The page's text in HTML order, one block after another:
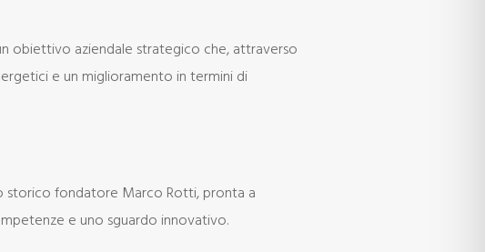
obiettivo aziendale strategico che, attraverso
e un miglioramento in termini di
storico fondatore Marco Rotti, pronta a
e uno sguardo innovativo.